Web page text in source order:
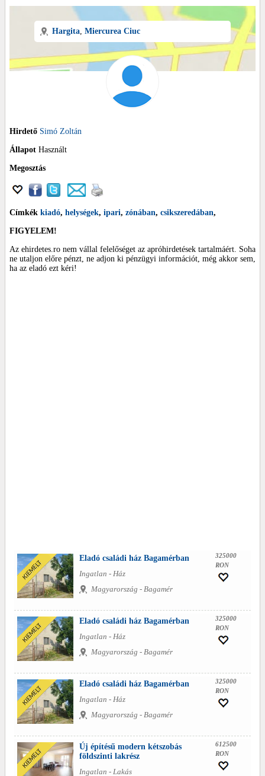
Hargita, Miercurea Ciuc
Hirdető Simó Zoltán
Állapot Használt
Megosztás
Címkék kiadó, helységek, ipari, zónában, csikszeredában,
FIGYELEM!
Az ehirdetes.ro nem vállal felelőséget az apróhirdetések tartalmáért. Soha
ne utaljon előre pénzt, ne adjon ki pénzügyi információt, még akkor sem,
ha az eladó ezt kéri!
Eladó családi ház Bagamérban
Ingatlan - Ház
Magyarország - Bagamér
325000
RON
Eladó családi ház Bagamérban
Ingatlan - Ház
Magyarország - Bagamér
325000
RON
Eladó családi ház Bagamérban
Ingatlan - Ház
Magyarország - Bagamér
325000
RON
Új építésű modern kétszobás
földszinti lakrész
Ingatlan - Lakás
612500
RON